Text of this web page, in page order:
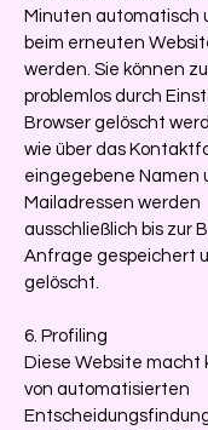
Minuten automatisch
beim erneuten
werden. Sie können
problemlos durch
Browser gelöscht
wie über das
eingegebene Namen
Mailadressen werden
ausschließlich bis zur
Anfrage gespeichert
gelöscht.
6. Profiling
Diese Website macht
von automatisierten